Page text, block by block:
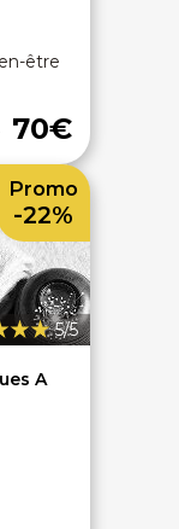
être
70€
5/5
A
Promo
-22%